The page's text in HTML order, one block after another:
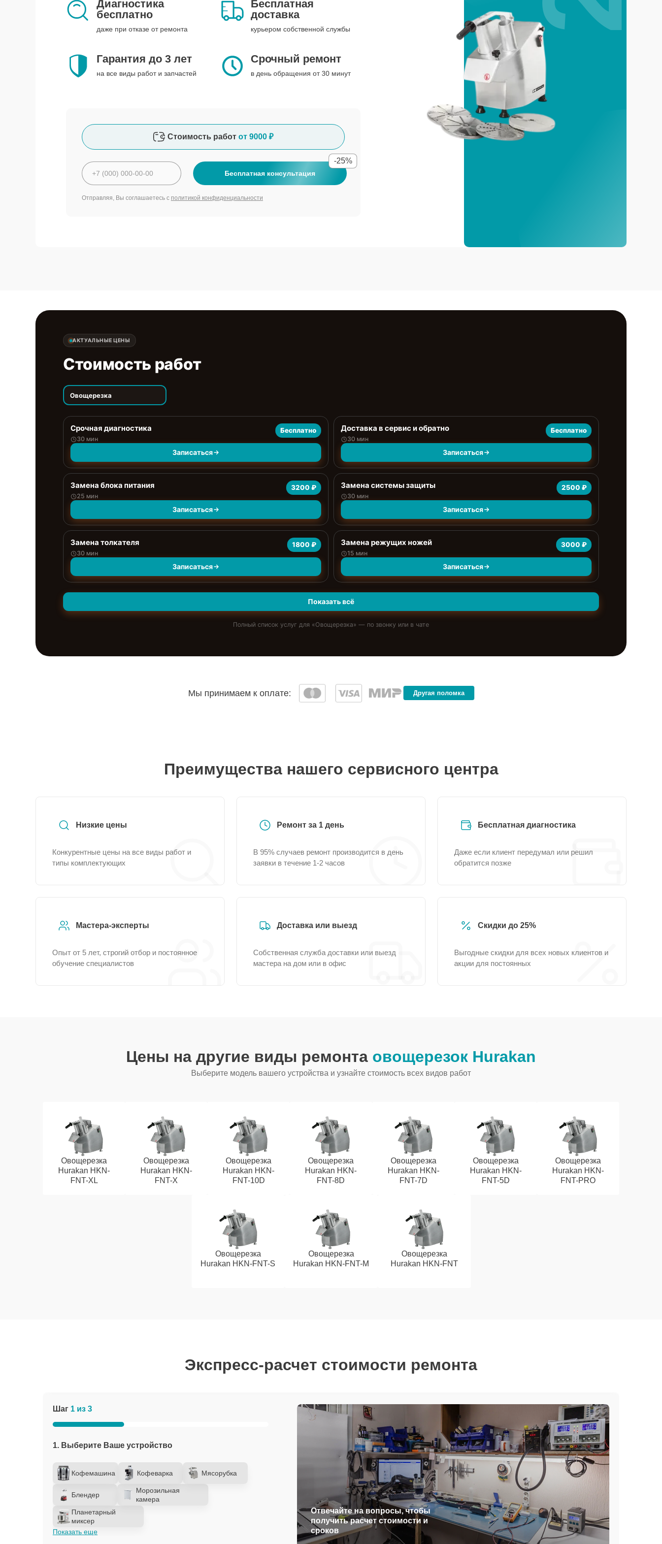
Диагностика
бесплатно
даже при отказе от ремонта
Бесплатная
доставка
курьером собственной службы
Гарантия до 3 лет
на все виды работ и запчастей
Срочный ремонт
в день обращения от 30 минут
Стоимость работ от 9000 ₽
Бесплатная консультация
-25%
Отправляя, Вы соглашаетесь с политикой конфиденциальности
АКТУАЛЬНЫЕ ЦЕНЫ
Стоимость работ
Овощерезка
Срочная диагностика
30 мин
Бесплатно
Записаться
Доставка в сервис и обратно
30 мин
Бесплатно
Записаться
Замена блока питания
25 мин
3200 ₽
Записаться
Замена системы защиты
30 мин
2500 ₽
Записаться
Замена толкателя
30 мин
1800 ₽
Записаться
Замена режущих ножей
15 мин
3000 ₽
Записаться
Показать всё
Полный список услуг для «Овощерезка» — по звонку или в чате
Мы принимаем к оплате: Другая поломка
Преимущества нашего сервисного центра
Низкие цены
Конкурентные цены на все виды работ и
типы комплектующих
Ремонт за 1 день
В 95% случаев ремонт производится в день
заявки в течение 1-2 часов
Бесплатная диагностика
Даже если клиент передумал или решил
обратится позже
Мастера-эксперты
Опыт от 5 лет, строгий отбор и постоянное
обучение специалистов
Доставка или выезд
Собственная служба доставки или выезд
мастера на дом или в офис
Скидки до 25%
Выгодные скидки для всех новых клиентов и
акции для постоянных
Цены на другие виды ремонта овощерезок Hurakan
Выберите модель вашего устройства и узнайте стоимость всех видов работ
Овощерезка
Hurakan HKN-
FNT-XL
Овощерезка
Hurakan HKN-
FNT-X
Овощерезка
Hurakan HKN-
FNT-10D
Овощерезка
Hurakan HKN-
FNT-8D
Овощерезка
Hurakan HKN-
FNT-7D
Овощерезка
Hurakan HKN-
FNT-5D
Овощерезка
Hurakan HKN-
FNT-PRO
Овощерезка
Hurakan HKN-FNT-S
Овощерезка
Hurakan HKN-FNT-M
Овощерезка
Hurakan HKN-FNT
Экспресс-расчет стоимости ремонта
Шаг 1 из 3
1. Выберите Ваше устройство
Кофемашина Кофеварка Мясорубка
Блендер
Морозильная
камера
Планетарный
миксер
Показать еще
Отвечайте на вопросы, чтобы
получить расчет стоимости и
сроков